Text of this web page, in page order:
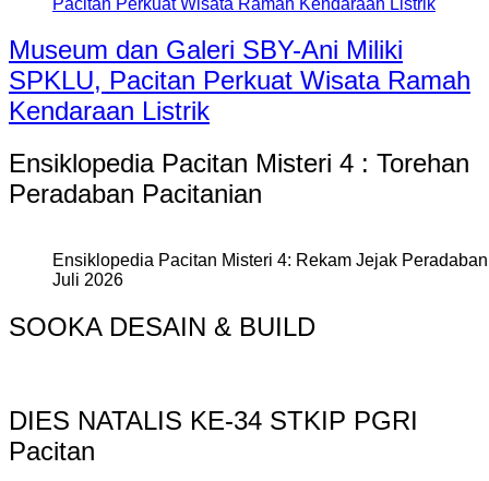
Museum dan Galeri SBY-Ani Miliki
SPKLU, Pacitan Perkuat Wisata Ramah
Kendaraan Listrik
Ensiklopedia Pacitan Misteri 4 : Torehan
Peradaban Pacitanian
Ensiklopedia Pacitan Misteri 4: Rekam Jejak
Juli 2026
SOOKA DESAIN & BUILD
DIES NATALIS KE-34 STKIP PGRI
Pacitan